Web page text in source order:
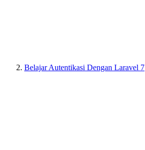
Belajar Autentikasi Dengan Laravel 7